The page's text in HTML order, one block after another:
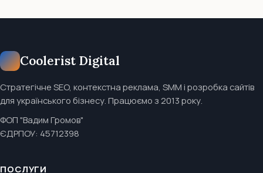
Coolerist Digital
Стратегічне SEO, контекстна реклама, SMM і розробка сайтів
для українського бізнесу. Працюємо з 2013 року.
ФОП "Вадим Громов"
ЄДРПОУ: 45712398
ПОСЛУГИ